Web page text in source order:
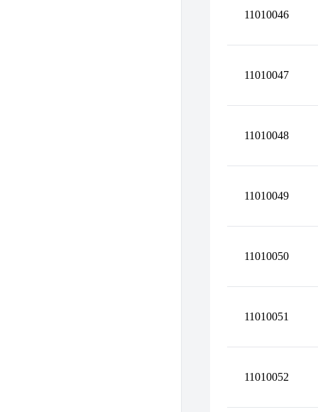
11010046
11010047
11010048
11010049
11010050
11010051
11010052